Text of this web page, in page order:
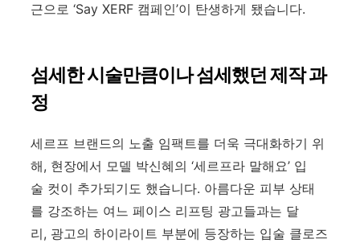
근으로 ‘Say XERF 캠페인’이 탄생하게 됐습니다.
섬세한 시술만큼이나 섬세했던 제작 과
정
세르프 브랜드의 노출 임팩트를 더욱 극대화하기 위
해, 현장에서 모델 박신혜의 ‘세르프라 말해요’ 입
술 컷이 추가되기도 했습니다. 아름다운 피부 상태
를 강조하는 여느 페이스 리프팅 광고들과는 달
리, 광고의 하이라이트 부분에 등장하는 입술 클로즈